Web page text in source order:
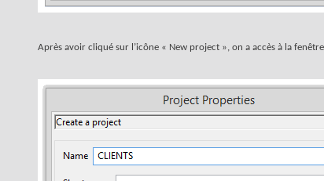
Après avoir cliqué sur l’icône « New project », on a accès à la